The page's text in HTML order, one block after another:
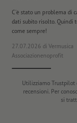
C'è stato un problema di
dati subito risolto. Quindi
come sempre!
27.07.2026 di Vermusica
Associazionenoprofit
Utilizziamo
recensioni. Per
si